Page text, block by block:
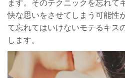
ます。そのテクニックを忘れて
快な思いをさせてしまう可能性
て忘れてはいけないモテるキス
します。